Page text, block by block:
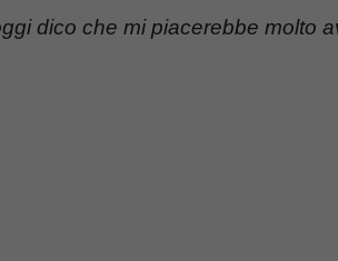
dico che mi piacerebbe molto